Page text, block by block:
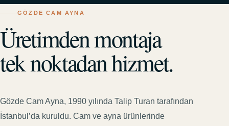
GÖZDE CAM AYNA
Üretimden montaja
tek noktadan hizmet.
Gözde Cam Ayna, 1990 yılında Talip Turan tarafından
İstanbul’da kuruldu. Cam ve ayna ürünlerinde